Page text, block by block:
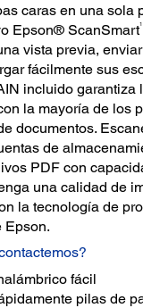
caras en una sola
Epson® ScanSmart1
vista previa,
fácilmente sus
incluido garantiza
la mayoría de los
documentos.
de
PDF con
una calidad de
la tecnología de
Epson.
fácil
pilas de